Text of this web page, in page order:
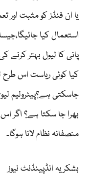
یا ان فنڈز کو مثبت اور
استعمال کیا
پانی کا لیول بہتر کرنے
کیا کوئی ریاست اس طرح
جاسکتی ہے؟پیٹرولیم
بھرا جا سکتا ہے؟ اگر
منصفانہ نظام لانا ہوگا۔
بشکریہ انڈپینڈنٹ نیوز